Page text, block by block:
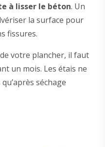
à lisser le béton. Un
la surface pour
fissures.
votre plancher, il faut
un mois. Les étais ne
séchage